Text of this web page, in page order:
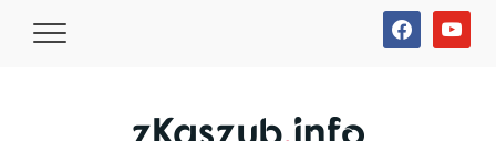
facebookyoutube